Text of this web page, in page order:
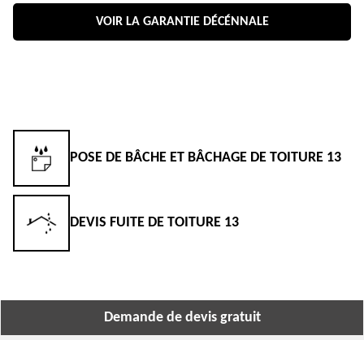
VOIR LA GARANTIE DÉCÉNNALE
POSE DE BÂCHE ET BÂCHAGE DE TOITURE 13
DEVIS FUITE DE TOITURE 13
Demande de devis gratuit